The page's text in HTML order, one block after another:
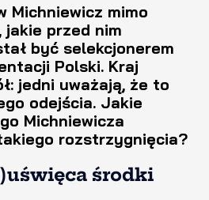
Michniewicz mimo
jakie przed nim
być selekcjonerem
Polski. Kraj
jedni uważają, że to
odejścia. Jakie
Michniewicza
rozstrzygnięcia?
środki